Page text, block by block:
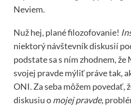
Neviem.
Nuž hej, plané filozofovanie!
niektorý návštevník diskusií
podstate sa s ním zhodnem, že
svojej pravde mýliť práve tak,
ONI. Za seba môžem povedať,
diskusiu omojej pravde,